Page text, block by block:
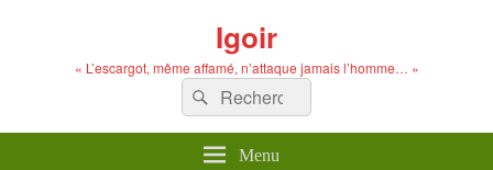
Igoir
« L’escargot, même affamé, n’attaque jamais l’homme… »
Recherche :
Rechercher
Menu